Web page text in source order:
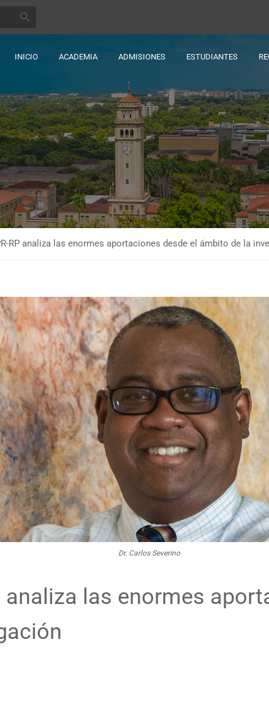
INICIO ACADEMIA ADMISIONES ESTUDIANTES
RP analiza las enormes aportaciones desde el ámbito de la
Dr. Carlos Severino
analiza las enormes